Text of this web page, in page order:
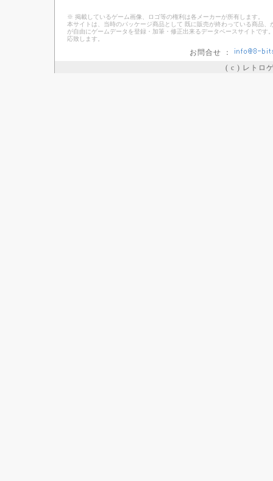
※ 掲載しているゲーム画像、ロゴ等の権利は各メーカーが所有します。
本サイトは、当時のパッケージ商品として 既に販売が終わっている商品
が自由にゲームデータを登録・加筆・修正出来るデータベースサイトで
応致します。
お問合せ ：
( c ) レトロ